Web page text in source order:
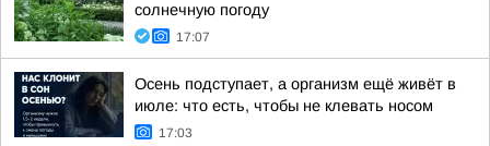
солнечную погоду
17:07
Осень подступает, а организм ещё живёт в
июле: что есть, чтобы не клевать носом
17:03